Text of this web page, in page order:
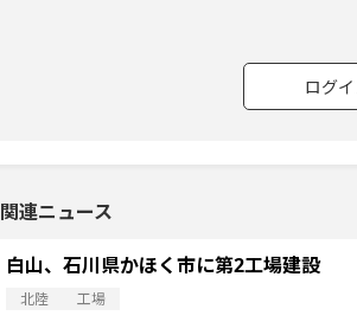
ログ
関連ニュース
白山、石川県かほく市に第2工場建設
北陸 工場